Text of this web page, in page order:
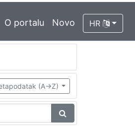
O portalu Novo HR
(A->Z)